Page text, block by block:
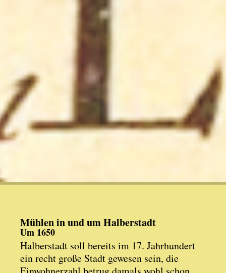
Mühlen in und um Halberstadt
Um 1650
Halberstadt soll bereits im 17. Jahrhundert
ein recht große Stadt gewesen sein, die